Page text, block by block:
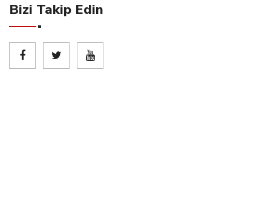
Bizi Takip Edin